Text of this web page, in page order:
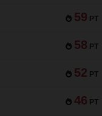
59 PT
58 PT
52 PT
46 PT